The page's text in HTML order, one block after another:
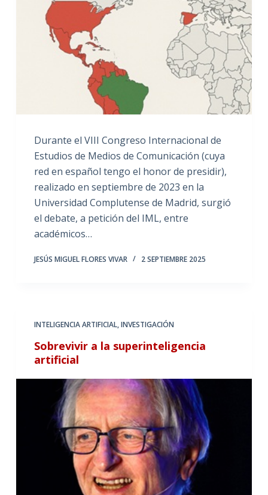
Durante el VIII Congreso Internacional de
Estudios de Medios de Comunicación (cuya
red en español tengo el honor de presidir),
realizado en septiembre de 2023 en la
Universidad Complutense de Madrid, surgió
el debate, a petición del IML, entre
académicos…
JESÚS MIGUEL FLORES VIVAR 2 SEPTIEMBRE 2025
INTELIGENCIA ARTIFICIAL,INVESTIGACIÓN
Sobrevivir a la superinteligencia
artificial